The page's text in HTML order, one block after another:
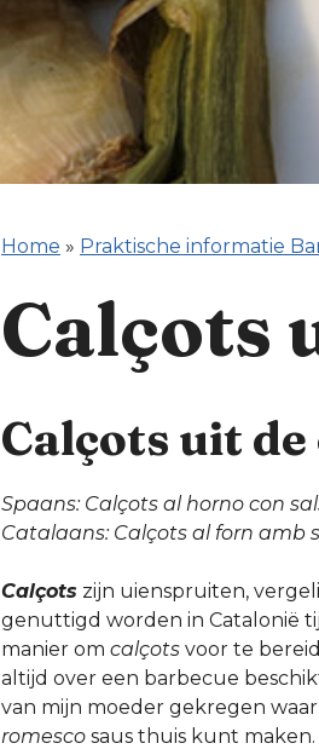
Home » Praktische informatie
Calçots
Calçots uit
Spaans: Calçots al horno con
Catalaans: Calçots al forn amb
Calçots zijn uienspruiten,
genuttigd worden in Catalonië
manier om calçots voor te
altijd over een barbecue
van mijn moeder gekregen
romesco saus thuis kunt